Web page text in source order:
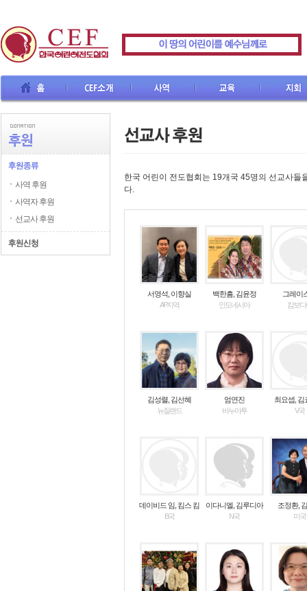
CEF소개 교육 지회 선교사
사역 후원
사역자 후원
선교사 후원
한국 어린이 전도협회는 19개국 45명의 선교사들
다.
서영석, 이향실
AP지역
백한흠, 김윤정
인도네시아
그레이
캄보디
김성렬, 김선혜
뉴질랜드
엄연진
바누아투
최요셉, 김
V국
데이비드 임, 킴스 킴
B국
이다니엘, 김루디아
N국
조정환,
미국